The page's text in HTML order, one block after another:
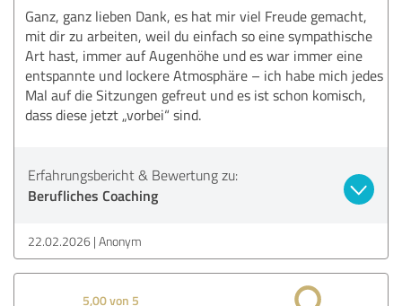
Ganz, ganz lieben Dank, es hat mir viel Freude gemacht,
mit dir zu arbeiten, weil du einfach so eine sympathische
Art hast, immer auf Augenhöhe und es war immer eine
entspannte und lockere Atmosphäre – ich habe mich jedes
Mal auf die Sitzungen gefreut und es ist schon komisch,
dass diese jetzt „vorbei“ sind.
Erfahrungsbericht & Bewertung zu:
Berufliches Coaching
22.02.2026 Anonym
5,00 von 5